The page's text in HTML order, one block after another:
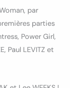
par
parties
Power Girl,
Paul LEVITZ et